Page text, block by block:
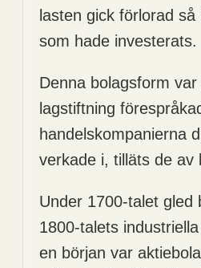
lasten gick förlorad
som hade investerats.
Denna bolagsform
lagstiftning
handelskompanierna
verkade i, tilläts de av
Under 1700-talet
1800-talets
en början var